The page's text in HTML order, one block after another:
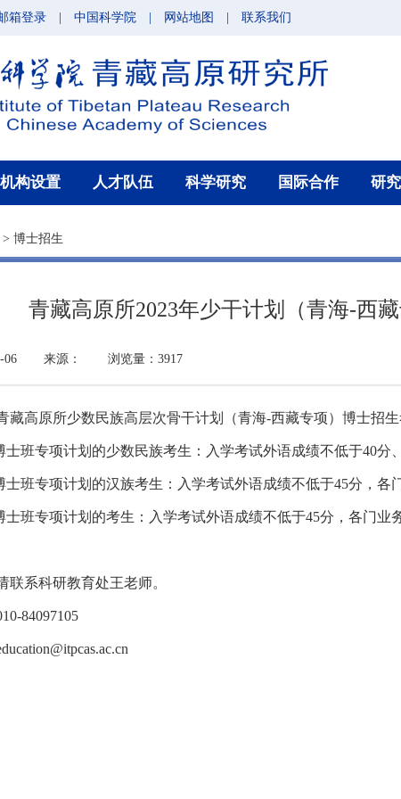
箱登录 中国科学院 网站地图 联系我们
机构设置 人才队伍 科学研究 国际合作 研
> 博士招生
青藏高原所2023年少干计划（青海-西
06 来源： 浏览量：3917
藏高原所少数民族高层次骨干计划（青海-西藏专项）博士招
士班专项计划的少数民族考生：入学考试外语成绩不低于40分
士班专项计划的汉族考生：入学考试外语成绩不低于45分，各
士班专项计划的考生：入学考试外语成绩不低于45分，各门业
联系科研教育处王老师。
84097105